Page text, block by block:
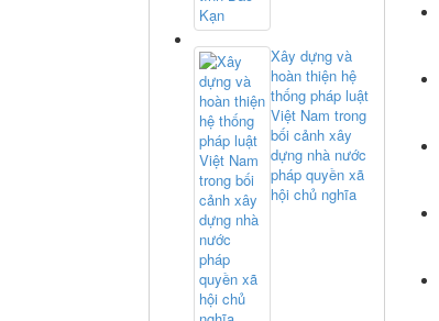
Xây dựng và
hoàn thiện hệ
thống pháp luật
Việt Nam trong
bối cảnh xây
dựng nhà nước
pháp quyền xã
hội chủ nghĩa